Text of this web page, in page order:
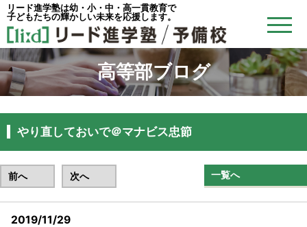
リード進学塾は幼・小・中・高一貫教育で
子どもたちの輝かしい未来を応援します。
高等部ブログ
やり直しておいで＠マナビス忠節
前へ 次へ 一覧へ
2019/11/29